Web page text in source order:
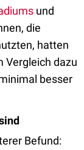
und
die
hatten
Vergleich dazu
besser
Befund: